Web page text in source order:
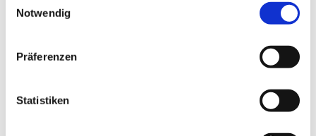
Notwendig
Präferenzen
Statistiken
Besucheranschrift
Kunden-Service-Center
Robert-Koch-Straße 1